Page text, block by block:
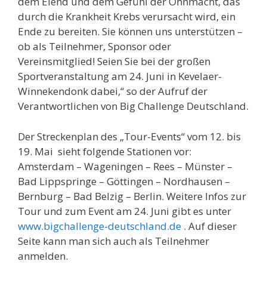
durch die Krankheit Krebs verursacht wird, ein
Ende zu bereiten. Sie können uns unterstützen –
ob als Teilnehmer, Sponsor oder
Vereinsmitglied! Seien Sie bei der großen
Sportveranstaltung am 24. Juni in Kevelaer-
Winnekendonk dabei,“ so der Aufruf der
Verantwortlichen von Big Challenge Deutschland.
Der Streckenplan des „Tour-Events“ vom 12. bis
19. Mai sieht folgende Stationen vor:
Amsterdam – Wageningen – Rees – Münster –
Bad Lippspringe – Göttingen – Nordhausen –
Bernburg – Bad Belzig – Berlin. Weitere Infos zur
Tour und zum Event am 24. Juni gibt es unter
www.bigchallenge-deutschland.de . Auf dieser
Seite kann man sich auch als Teilnehmer
anmelden.